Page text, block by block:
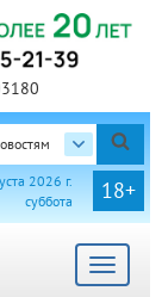
18+
2026 г.
суббота
Toggle